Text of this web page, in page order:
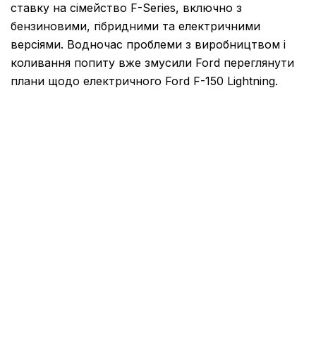
ставку на сімейство F-Series, включно з
бензиновими, гібридними та електричними
версіями. Водночас проблеми з виробництвом і
коливання попиту вже змусили Ford переглянути
плани щодо електричного Ford F-150 Lightning.